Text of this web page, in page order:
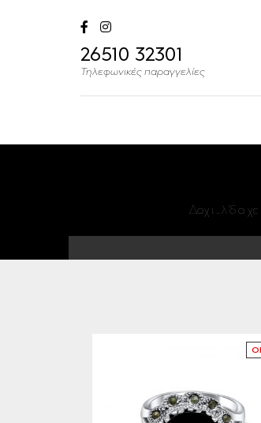
26510 32301
Τηλεφωνικές παραγγελίες
Δαχτυλίδια